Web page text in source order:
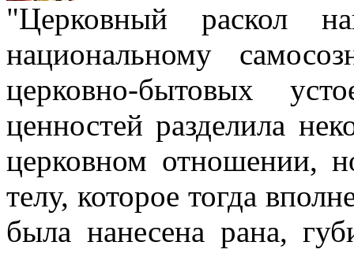
"Церковный раскол
национальному
церковно-бытовых
ценностей разделила
церковном отношении,
телу, которое тогда
была нанесена рана,